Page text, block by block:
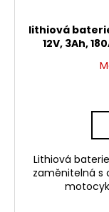
lithiová baterie
12V, 3Ah,
Lithiová
zaměnitelná s